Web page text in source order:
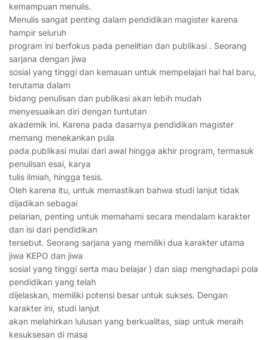
kemampuan menulis.
Menulis sangat penting dalam pendidikan magister karena
hampir seluruh
program ini berfokus pada penelitian dan publikasi . Seorang
sarjana dengan jiwa
sosial yang tinggi dan kemauan untuk mempelajari hal hal baru,
terutama dalam
bidang penulisan dan publikasi akan lebih mudah
menyesuaikan diri dengan tuntutan
akademik ini. Karena pada dasarnya pendidikan magister
memang menekankan pula
pada publikasi mulai dari awal hingga akhir program, termasuk
penulisan esai, karya
tulis ilmiah, hingga tesis.
Oleh karena itu, untuk memastikan bahwa studi lanjut tidak
dijadikan sebagai
pelarian, penting untuk memahami secara mendalam karakter
dan isi dari pendidikan
tersebut. Seorang sarjana yang memiliki dua karakter utama
jiwa KEPO dan jiwa
sosial yang tinggi serta mau belajar ) dan siap menghadapi pola
pendidikan yang telah
dijelaskan, memiliki potensi besar untuk sukses. Dengan
karakter ini, studi lanjut
akan melahirkan lulusan yang berkualitas, siap untuk meraih
kesuksesan di masa